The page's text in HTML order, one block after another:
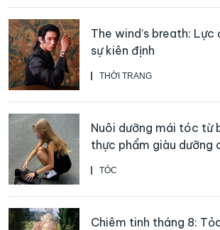
THỜI TRANG
The wind’s breath:
sự kiên định
TÓC
Nuôi dưỡng mái tóc từ
thực phẩm giàu dưỡng
Chiêm tinh tháng 8: